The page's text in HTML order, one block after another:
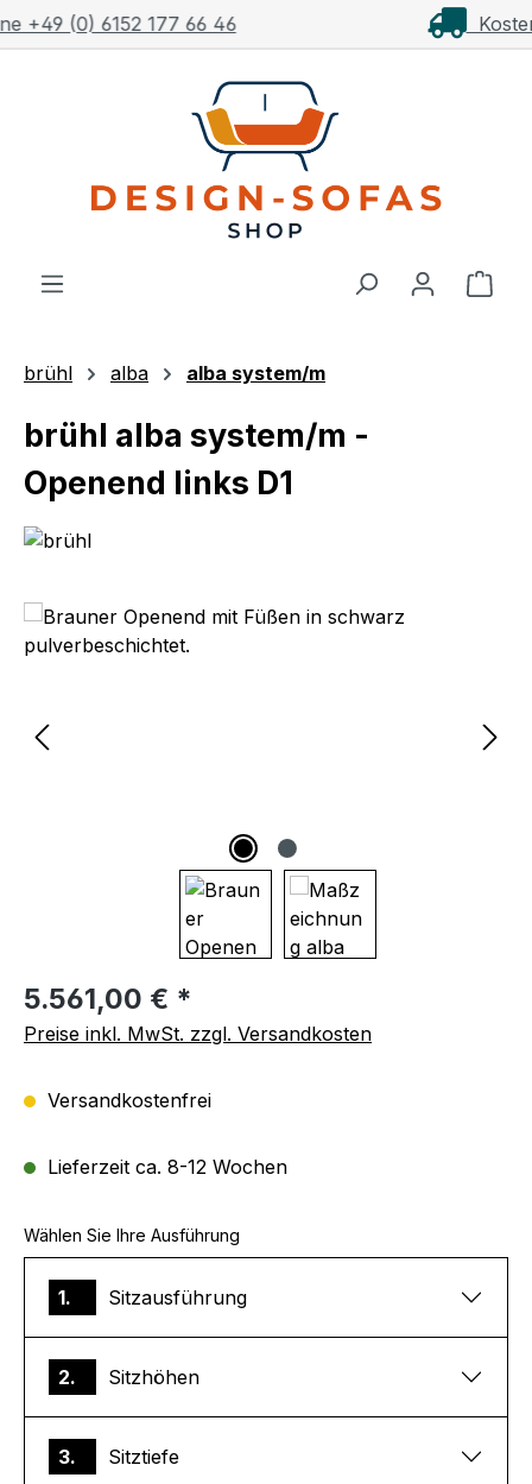
Zum Hauptinhalt springen
Kostenloser Versand ab 1.000€**
brühl alba alba system/m
brühl alba system/m -
Openend links D1
Bildergalerie überspringen
Regulärer Preis:
5.561,00 € *
Preise inkl. MwSt. zzgl. Versandkosten
Versandkostenfrei
Lieferzeit ca. 8-12 Wochen
Wählen Sie Ihre Ausführung
1. Sitzausführung
2. Sitzhöhen
3. Sitztiefe